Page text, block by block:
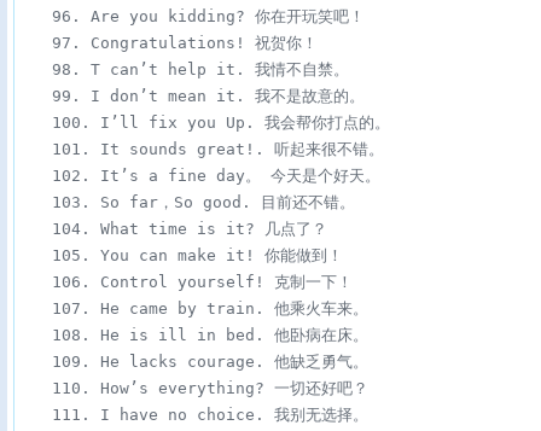
96. Are you kidding? 你在开玩笑吧！
97. Congratulations! 祝贺你！
98. T can’t help it. 我情不自禁。
99. I don’t mean it. 我不是故意的。
100. I’ll fix you Up. 我会帮你打点的。
101. It sounds great!. 听起来很不错。
102. It’s a fine day。 今天是个好天。
103. So far，So good. 目前还不错。
104. What time is it? 几点了？
105. You can make it! 你能做到！
106. Control yourself! 克制一下！
107. He came by train. 他乘火车来。
108. He is ill in bed. 他卧病在床。
109. He lacks courage. 他缺乏勇气。
110. How’s everything? 一切还好吧？
111. I have no choice. 我别无选择。